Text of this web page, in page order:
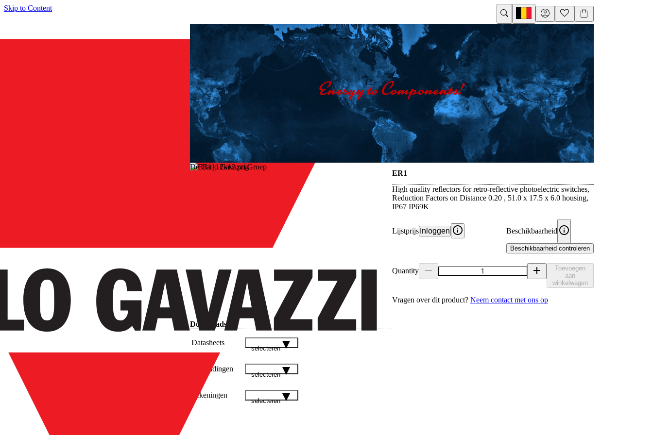
Skip to Content
De Carlo Gavazzi Groep
ER1
High quality reflectors for retro-reflective photoelectric switches,
Reduction Factors on Distance 0.20 , 51.0 x 17.5 x 6.0 housing,
IP67 IP69K
Lijstprijs Inloggen Beschikbaarheid
Beschikbaarheid controleren
Quantity
Toevoegen
aan
winkelwagen
Vragen over dit product? Neem contact met ons op
Downloads
Datasheets
selecteren
Afbeeldingen
selecteren
Tekeningen
selecteren